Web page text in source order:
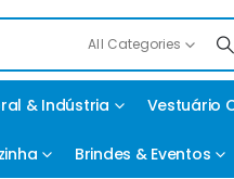
All Categories
& Indústria Vestuário
Brindes & Eventos